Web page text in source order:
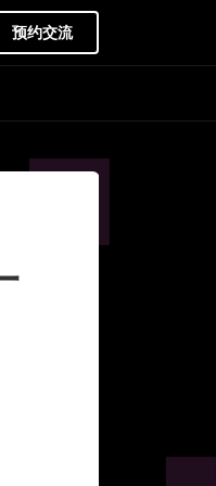
预约交流